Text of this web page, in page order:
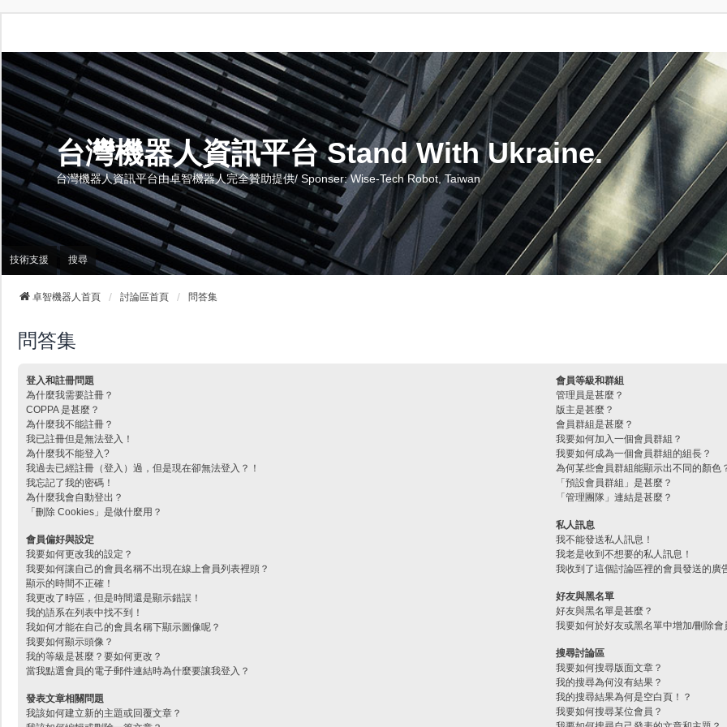
台灣機器人資訊平台 Stand With Ukraine.
台灣機器人資訊平台由卓智機器人完全贊助提供/ Sponser: Wise-Tech Robot, Taiwan
技術支援 搜尋
卓智機器人首頁 討論區首頁 問答集
問答集
登入和註冊問題
為什麼我需要註冊？
COPPA 是甚麼？
為什麼我不能註冊？
我已註冊但是無法登入！
為什麼我不能登入?
我過去已經註冊（登入）過，但是現在卻無法登入？！
我忘記了我的密碼！
為什麼我會自動登出？
「刪除 Cookies」是做什麼用？
會員偏好與設定
我要如何更改我的設定？
我要如何讓自己的會員名稱不出現在線上會員列表裡頭？
顯示的時間不正確！
我更改了時區，但是時間還是顯示錯誤！
我的語系在列表中找不到！
我如何才能在自己的會員名稱下顯示圖像呢？
我要如何顯示頭像？
我的等級是甚麼？要如何更改？
當我點選會員的電子郵件連結時為什麼要讓我登入？
發表文章相關問題
我該如何建立新的主題或回覆文章？
會員等級和群組
管理員是甚麼？
版主是甚麼？
會員群組是甚麼？
我要如何加入一個會員群組？
我要如何成為一個會員群組的組長？
為何某些會員群組能顯示出不同的顏色
「預設會員群組」是甚麼？
「管理團隊」連結是甚麼？
私人訊息
我不能發送私人訊息！
我老是收到不想要的私人訊息！
我收到了這個討論區裡的會員發送的廣
好友與黑名單
好友與黑名單是甚麼？
我要如何於好友或黑名單中增加/刪除會
搜尋討論區
我要如何搜尋版面文章？
我的搜尋為何沒有結果？
我的搜尋結果為何是空白頁！？
我要如何搜尋某位會員？